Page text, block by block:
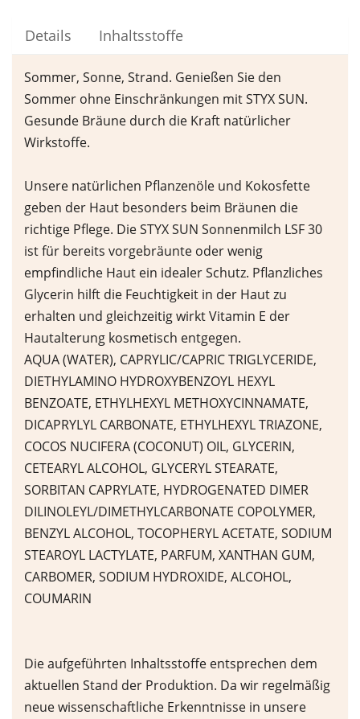
Details Inhaltsstoffe
Sommer, Sonne, Strand. Genießen Sie den
Sommer ohne Einschränkungen mit STYX SUN.
Gesunde Bräune durch die Kraft natürlicher
Wirkstoffe.
Unsere natürlichen Pflanzenöle und Kokosfette
geben der Haut besonders beim Bräunen die
richtige Pflege. Die STYX SUN Sonnenmilch LSF 30
ist für bereits vorgebräunte oder wenig
empfindliche Haut ein idealer Schutz. Pflanzliches
Glycerin hilft die Feuchtigkeit in der Haut zu
erhalten und gleichzeitig wirkt Vitamin E der
Hautalterung kosmetisch entgegen.
AQUA (WATER), CAPRYLIC/CAPRIC TRIGLYCERIDE,
DIETHYLAMINO HYDROXYBENZOYL HEXYL
BENZOATE, ETHYLHEXYL METHOXYCINNAMATE,
DICAPRYLYL CARBONATE, ETHYLHEXYL TRIAZONE,
COCOS NUCIFERA (COCONUT) OIL, GLYCERIN,
CETEARYL ALCOHOL, GLYCERYL STEARATE,
SORBITAN CAPRYLATE, HYDROGENATED DIMER
DILINOLEYL/DIMETHYLCARBONATE COPOLYMER,
BENZYL ALCOHOL, TOCOPHERYL ACETATE, SODIUM
STEAROYL LACTYLATE, PARFUM, XANTHAN GUM,
CARBOMER, SODIUM HYDROXIDE, ALCOHOL,
COUMARIN
Die aufgeführten Inhaltsstoffe entsprechen dem
aktuellen Stand der Produktion. Da wir regelmäßig
neue wissenschaftliche Erkenntnisse in unsere